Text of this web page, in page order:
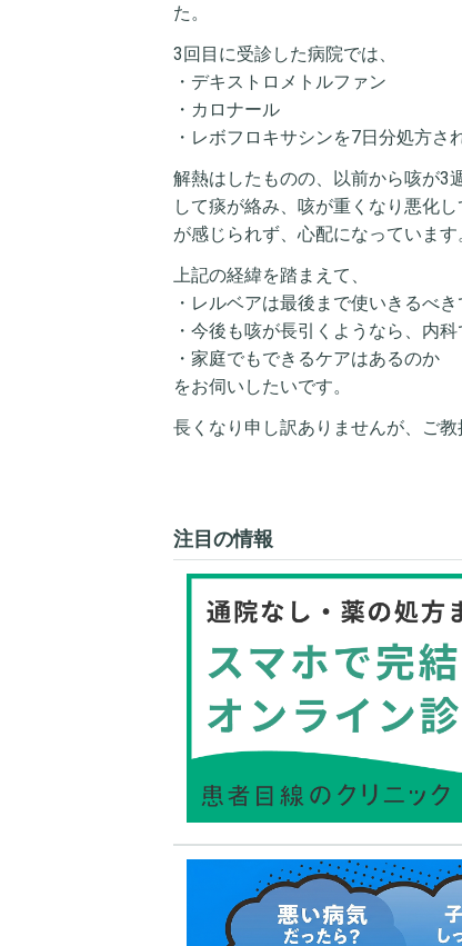
た。
3回目に受診した病院では、
・デキストロメトルファン
・カロナール
・レボフロキサシンを7日分処方さ
解熱はしたものの、以前から咳が3
して痰が絡み、咳が重くなり悪化
が感じられず、心配になっています
上記の経緯を踏まえて、
・レルベアは最後まで使いきるべ
・今後も咳が長引くようなら、内
・家庭でもできるケアはあるのか
をお伺いしたいです。
長くなり申し訳ありませんが、ご教
注目の情報